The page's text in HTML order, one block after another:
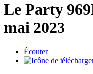
Le Party 969
mai 2023
Écouter